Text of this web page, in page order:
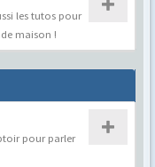
les tutos pour
maison !
pour parler